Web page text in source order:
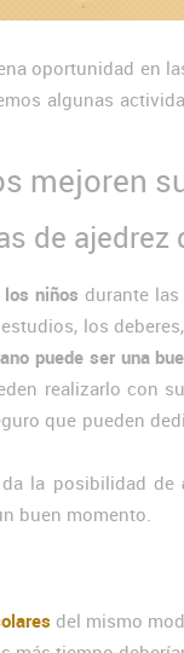
oportunidad en
algunas
mejoren
de ajedrez
los niños durante
los
puede ser una
realizarlo con
que pueden
la posibilidad de
buen momento.
del mismo